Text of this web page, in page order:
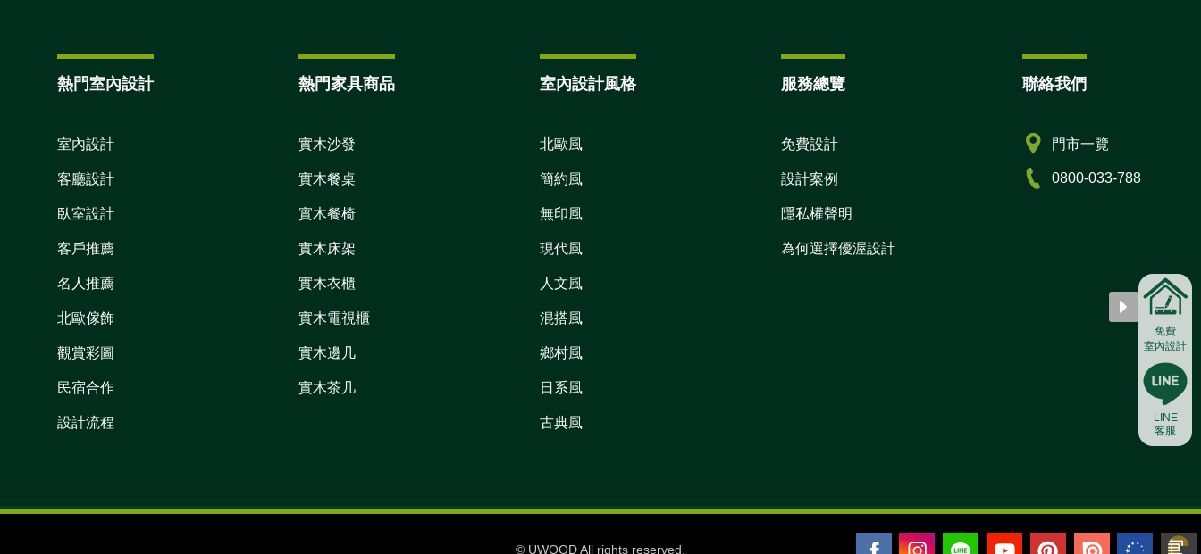
免費
室內設計
LINE
客服
熱門室內設計
室內設計
客廳設計
臥室設計
客戶推薦
名人推薦
北歐傢飾
觀賞彩圖
民宿合作
設計流程
熱門家具商品
實木沙發
實木餐桌
實木餐椅
實木床架
實木衣櫃
實木電視櫃
實木邊几
實木茶几
室內設計風格
北歐風
簡約風
無印風
現代風
人文風
混搭風
鄉村風
日系風
古典風
服務總覽
免費設計
設計案例
隱私權聲明
為何選擇優渥設計
聯絡我們
門市一覽
0800-033-788
© UWOOD All rights reserved.